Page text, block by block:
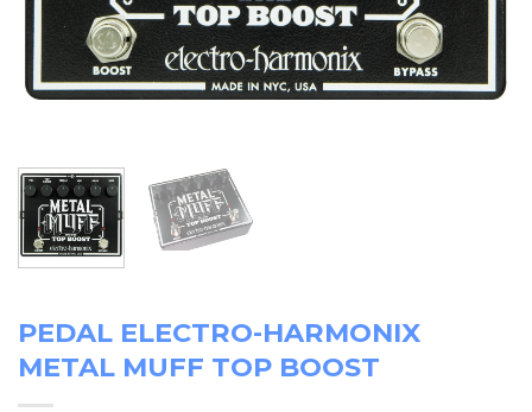
PEDAL ELECTRO-HARMONIX
METAL MUFF TOP BOOST